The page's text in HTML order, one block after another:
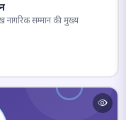
नागरिक सम्मान की मुख्य